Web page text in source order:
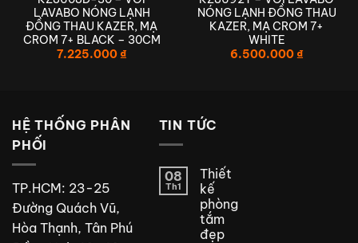
LAVABO NÓNG LẠNH
ĐỒNG THAU KAZER, MẠ
CROM 7+ BLACK – 30CM
7.225.000₫
NÓNG LẠNH ĐỒNG THAU
KAZER, MẠ CROM 7+
WHITE
6.500.000₫
HỆ THỐNG PHÂN
PHỐI
TP.HCM: 23-25
Đường Quách Vũ,
Hòa Thạnh, Tân Phú
TIN TỨC
08
Th1
Thiết
kế
phòng
tắm
đẹp